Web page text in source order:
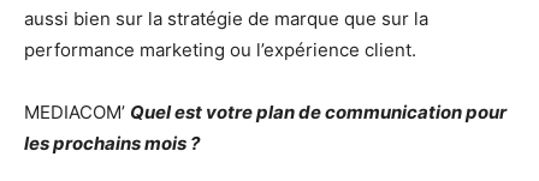
aussi bien sur la stratégie de marque que sur la
performance marketing ou l’expérience client.
MEDIACOM’ Quel est votre plan de communication pour
les prochains mois ?